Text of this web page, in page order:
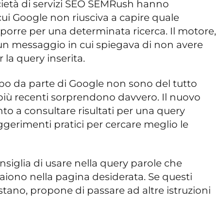
di servizi SEO SEMRush hanno
Google non riusciva a capire quale
per una determinata ricerca. Il motore,
messaggio in cui spiegava di non avere
la query inserita.
da parte di Google non sono del tutto
recenti sorprendono davvero. Il nuovo
a consultare risultati per una query
pratici per cercare meglio le
di usare nella query parole che
nella pagina desiderata. Se questi
propone di passare ad altre istruzioni